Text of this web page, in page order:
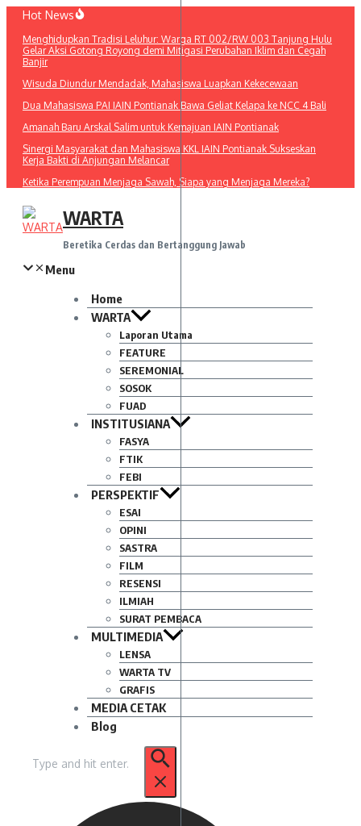
Lewati
konten
Hot News
Menghidupkan Tradisi Leluhur: Warga RT 002/RW 003 Tanjung Hulu
Gelar Aksi Gotong Royong demi Mitigasi Perubahan Iklim dan Cegah
Banjir
Wisuda Diundur Mendadak, Mahasiswa Luapkan Kekecewaan
Dua Mahasiswa PAI IAIN Pontianak Bawa Geliat Kelapa ke NCC 4 Bali
Amanah Baru Arskal Salim untuk Kemajuan IAIN Pontianak
Sinergi Masyarakat dan Mahasiswa KKL IAIN Pontianak Sukseskan
Kerja Bakti di Anjungan Melancar
Ketika Perempuan Menjaga Sawah, Siapa yang Menjaga Mereka?
WARTA
Beretika Cerdas dan Bertanggung Jawab
Menu
Home
WARTA
Laporan Utama
FEATURE
SEREMONIAL
SOSOK
FUAD
INSTITUSIANA
FASYA
FTIK
FEBI
PERSPEKTIF
ESAI
OPINI
SASTRA
FILM
RESENSI
ILMIAH
SURAT PEMBACA
MULTIMEDIA
LENSA
WARTA TV
GRAFIS
MEDIA CETAK
Blog
untuk: